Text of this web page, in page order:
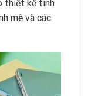
thiết kế tinh
mẽ và các